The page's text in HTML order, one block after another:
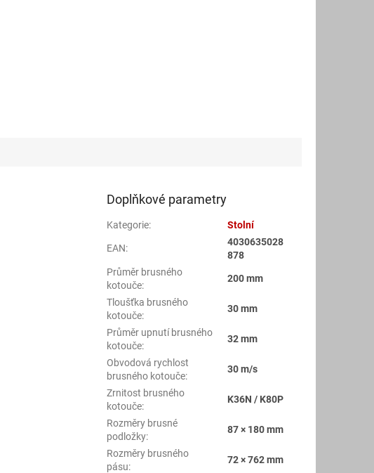
Doplňkové parametry
Kategorie: Stolní
EAN:
4030635028
878
Průměr brusného
kotouče:
200 mm
Tloušťka brusného
kotouče:
30 mm
Průměr upnutí brusného
kotouče:
32 mm
Obvodová rychlost
brusného kotouče:
30 m/s
Zrnitost brusného
kotouče:
K36N / K80P
Rozměry brusné
podložky:
87 × 180 mm
Rozměry brusného
pásu:
72 × 762 mm